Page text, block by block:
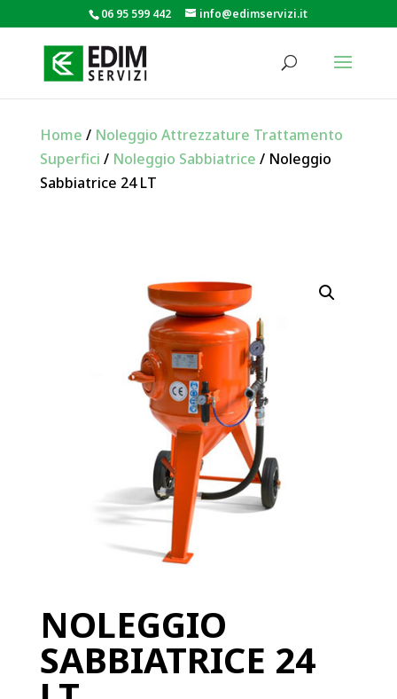
06 95 599 442 info@edimservizi.it
Home / Noleggio Attrezzature Trattamento
Superfici / Noleggio Sabbiatrice / Noleggio
Sabbiatrice 24 LT
NOLEGGIO
SABBIATRICE 24